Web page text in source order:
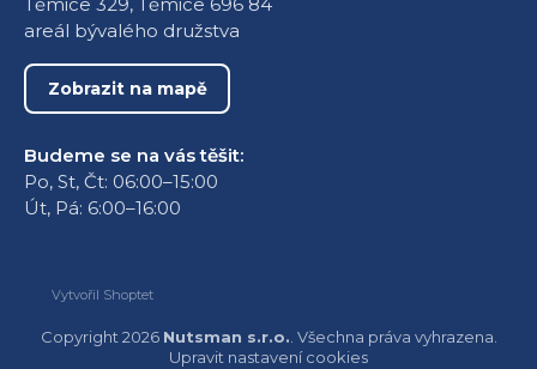
areál bývalého družstva
Zobrazit na mapě
Budeme se na vás těšit:
Po, St, Čt: 06:00–15:00
Út, Pá: 6:00–16:00
Vytvořil Shoptet
Copyright 2026 Nutsman s.r.o. . Všechna práva vyhrazena.
Upravit nastavení cookies